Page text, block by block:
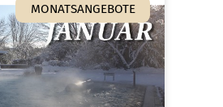
MONATSANGEBOTE